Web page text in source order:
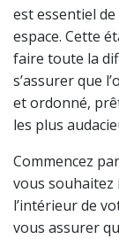
est essentiel
espace. Cette
faire toute la
s’assurer que
et ordonné,
les plus
Commencez
vous souhaitez
l’intérieur de
vous assurer